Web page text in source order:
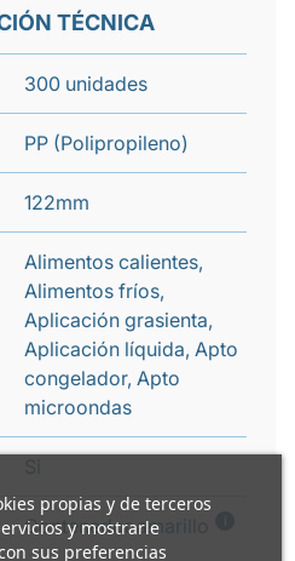
propias y de terceros
y mostrarle
sus preferencias
TÉCNICA
300 unidades
PP (Polipropileno)
122mm
Alimentos calientes,
Alimentos fríos,
Aplicación grasienta,
Aplicación líquida, Apto
congelador, Apto
microondas
Contenedor amarillo